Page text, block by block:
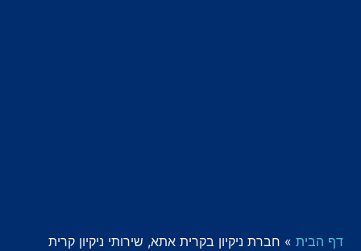
דף הבית » חברת ניקיון בקרית אתא, שירותי ניקיון קרית